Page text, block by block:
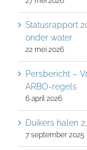
Statusrapport
onder water
22 mei 2026
Persbericht –
ARBO-regels
6 april 2026
Duikers halen
7 september 2025